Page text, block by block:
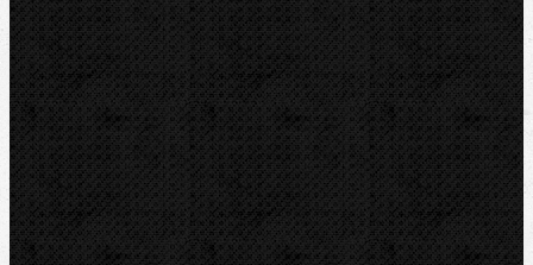
Hasáky, kleště, klíče
Ohýbačky
Vyhrdlovače
Lisování